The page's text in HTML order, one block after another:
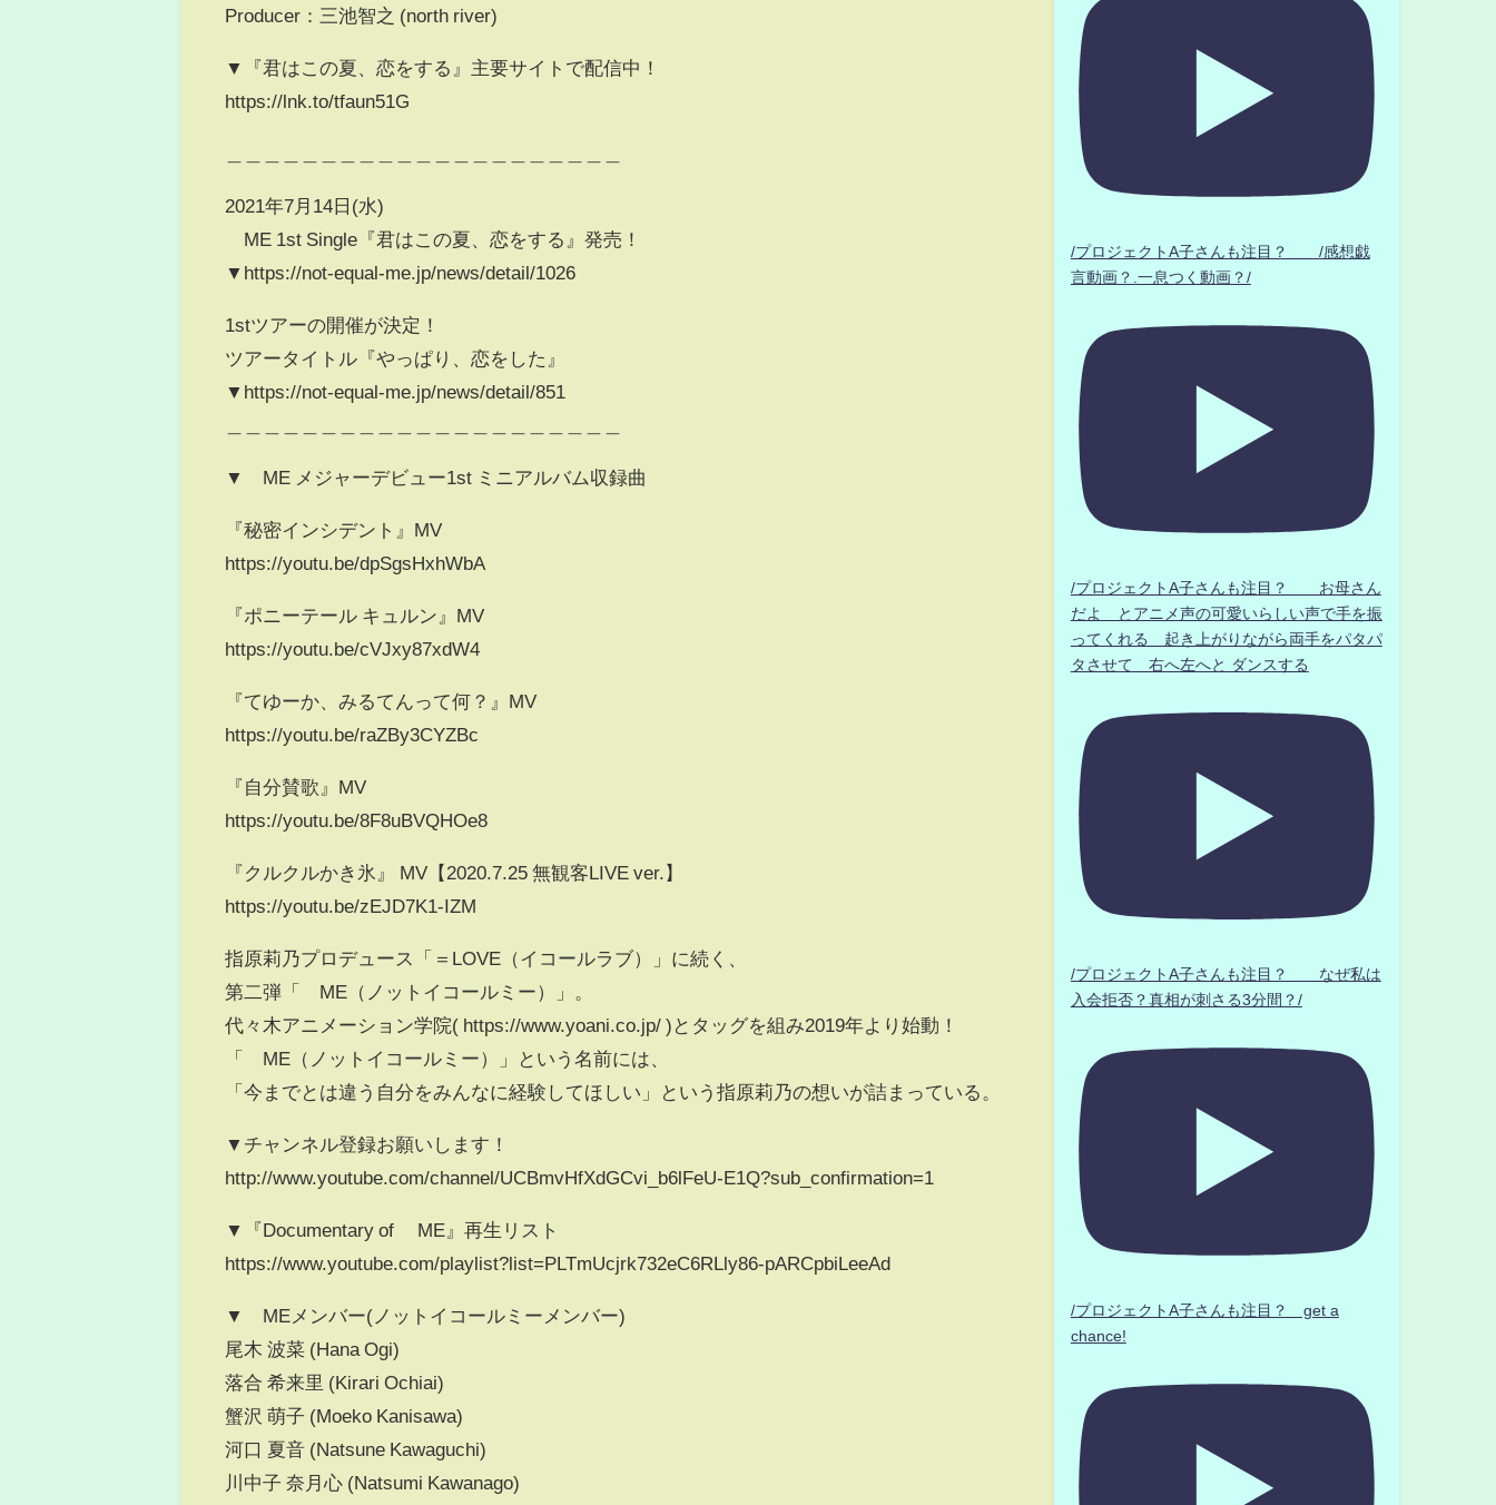
Producer：三池智之 (north river)
▼『君はこの夏、恋をする』主要サイトで配信中！
https://lnk.to/tfaun51G
2021年7月14日(水)
≠ME 1st Single『君はこの夏、恋をする』発売！
▼https://not-equal-me.jp/news/detail/1026
1stツアーの開催が決定！
ツアータイトル『やっぱり、恋をした』
▼https://not-equal-me.jp/news/detail/851
▼≠ME メジャーデビュー1st ミニアルバム収録曲
『秘密インシデント』MV
https://youtu.be/dpSgsHxhWbA
『ポニーテール キュルン』MV
https://youtu.be/cVJxy87xdW4
『てゆーか、みるてんって何？』MV
https://youtu.be/raZBy3CYZBc
『自分賛歌』MV
https://youtu.be/8F8uBVQHOe8
『クルクルかき氷』 MV【2020.7.25 無観客LIVE ver.】
https://youtu.be/zEJD7K1-IZM
指原莉乃プロデュース「＝LOVE（イコールラブ）」に続く、
第二弾「≠ME（ノットイコールミー）」。
代々木アニメーション学院( https://www.yoani.co.jp/ )とタッグを組み2019年より始動！
「≠ME（ノットイコールミー）」という名前には、
「今までとは違う自分をみんなに経験してほしい」という指原莉乃の想いが詰まっている。
▼チャンネル登録お願いします！
http://www.youtube.com/channel/UCBmvHfXdGCvi_b6lFeU-E1Q?sub_confirmation=1
▼『Documentary of ≠ME』再生リスト
https://www.youtube.com/playlist?list=PLTmUcjrk732eC6RLly86-pARCpbiLeeAd
▼≠MEメンバー(ノットイコールミーメンバー)
尾木 波菜 (Hana Ogi)
落合 希来里 (Kirari Ochiai)
蟹沢 萌子 (Moeko Kanisawa)
河口 夏音 (Natsune Kawaguchi)
川中子 奈月心 (Natsumi Kawanago)
/プロジェクトA子さんも注目？ /感想戯
言動画？.一息つく動画？/
/プロジェクトA子さんも注目？ お母さん
だよ とアニメ声の可愛いらしい声で手を振
ってくれる 起き上がりながら両手をパタパ
タさせて 右へ左へと ダンスする
/プロジェクトA子さんも注目？ なぜ私は
入会拒否？真相が刺さる3分間？/
/プロジェクトA子さんも注目？ get a
chance!